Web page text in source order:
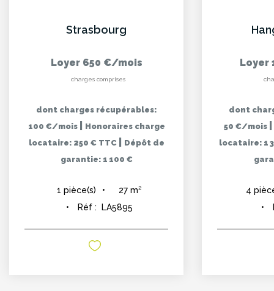
Strasbourg
Loyer 650 €/mois
charges comprises
dont charges récupérables:
100 €/mois
Honoraires charge
locataire: 250 € TTC
Dépôt de
garantie: 1 100 €
1 pièce(s) 27 m²
Réf : LA5895
Loyer
dont
50 €/mois
locataire: 1
4